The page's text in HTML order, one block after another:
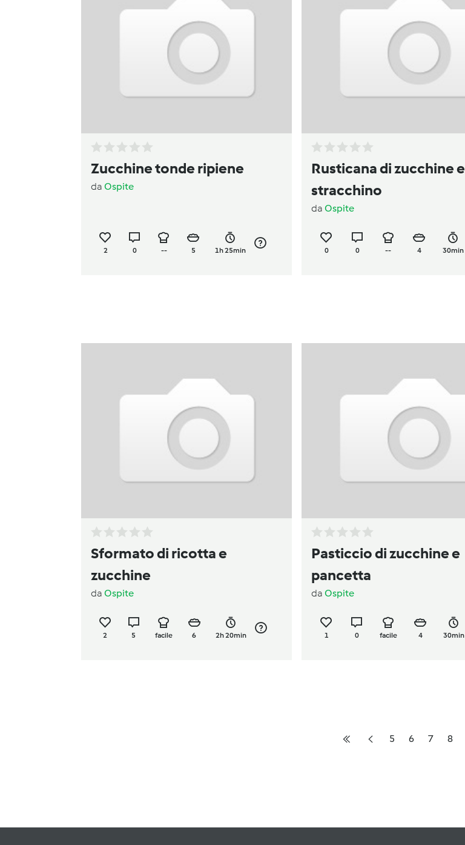
Zucchine tonde ripiene
da Ospite
2 0 -- 5 1h 25min
Rusticana di zucchine e
stracchino
da Ospite
0 0 -- 4 30min
Sformato di ricotta e
zucchine
da Ospite
2 5 facile 6 2h 20min
Pasticcio di zucchine e
pancetta
da Ospite
1 0 facile 4 30min
5 6 7 8